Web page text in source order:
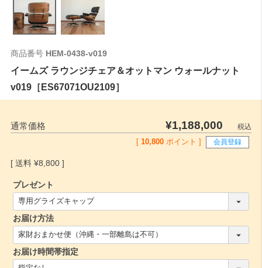
商品番号 HEM-0438-v019
イームズ ラウンジチェア＆オットマン ウォールナット
v019［ES67071OU2109］
通常価格 ¥1,188,000
税込
[ 10,800 ポイント ] 会員登録
¥8,800
プレゼント
(
必
須
)
お届け方法
(
必
須
)
お届け時間帯指定